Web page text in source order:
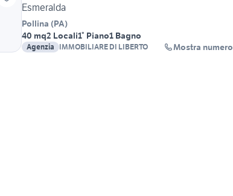
Esmeralda
Pollina (PA)
40 mq2 Locali1° Piano1 Bagno
Agenzia IMMOBILIARE DI LIBERTO Mostra numero